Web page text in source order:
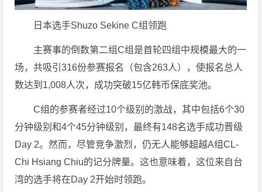
日本选手Shuzo Sekine C组领跑
主赛事的倒数第二组C组是首轮四组中规模最大的一
场，共吸引316份参赛报名（包含263人），使报名总人
数达到1,008人次，成功突破15亿韩币保底奖池。
C组的参赛者经过10个级别的激战，其中包括6个30
分钟级别和4个45分钟级别，最终有148名选手成功晋级
Day 2。然而，尽管竞争激烈，仍无人能够超越A组CL-
Chi Hsiang Chiu的记分牌量。这也意味着，这位来自台
湾的选手将在Day 2开始时领跑。